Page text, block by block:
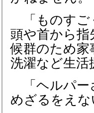
「ものすご
頭や首から
候群のため家
洗濯など生活
「ヘルパー
めざるをえ